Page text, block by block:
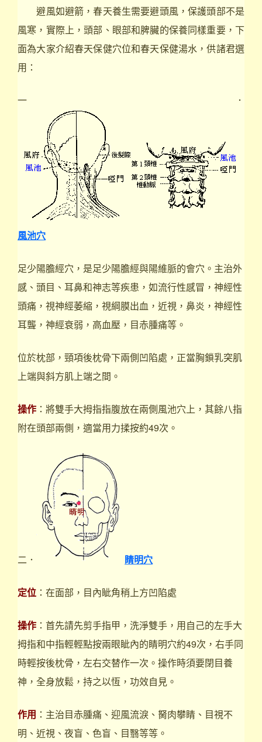
避風如避箭，春天養生需要避頭風，保護頭部不是
風寒，實際上，頭部、眼部和脾臟的保養同樣重要，下
面為大家介紹春天保健穴位和春天保健湯水，供諸君選
用：
一．
風池穴
足少陽膽經穴，是足少陽膽經與陽維脈的會穴。主治外
感、頭目、耳鼻和神志等疾患，如流行性感冒，神經性
頭痛，視神經萎縮，視綱膜出血，近視，鼻炎，神經性
耳聾，神經衰弱，高血壓，目赤腫痛等。
位於枕部，頸項後枕骨下兩側凹陷處，正當胸鎖乳突肌
上端與斜方肌上端之間。
操作 ：將雙手大拇指指腹放在兩側風池穴上，其餘八指
附在頭部兩側，適當用力揉按約49次。
二． 睛明穴
定位 ：在面部，目內眦角稍上方凹陷處
操作 ：首先請先剪手指甲，洗淨雙手，用自己的左手大
拇指和中指輕輕點按兩眼眦內的睛明穴約49次，右手同
時輕按後枕骨，左右交替作一次。操作時須要閉目養
神，全身放鬆，持之以恆，功效自見。
作用 ：主治目赤腫痛、迎風流淚、胬肉攀睛、目視不
明、近視、夜盲、色盲、目翳等等。